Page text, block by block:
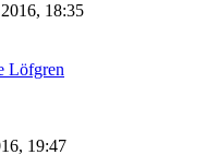
18:35
Löfgren
19:47